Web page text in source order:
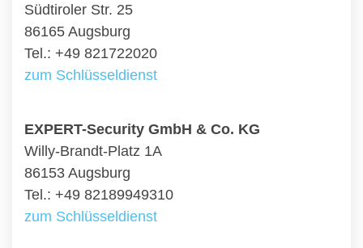
Südtiroler Str. 25
86165 Augsburg
Tel.: +49 821722020
zum Schlüsseldienst
EXPERT-Security GmbH & Co. KG
Willy-Brandt-Platz 1A
86153 Augsburg
Tel.: +49 82189949310
zum Schlüsseldienst